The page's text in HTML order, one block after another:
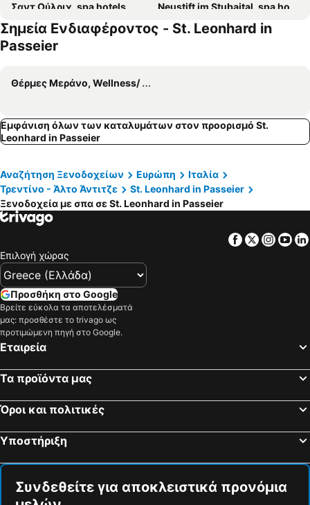
Σαντ Ούλριχ, spa hotels
Neustift im Stubaital, spa hotels
Sterzing, spa hotels
Kastelruth, spa hotels
Leifers, spa hotels
Όμπεργκουργκλ-Χόχγκουργκλ, spa hotels
St. Martin in Passeier, spa hotels
Kaltern am See, spa hotels
Eppan an der Weinstraße, spa hotels
Hintertux, spa hotels
St. Christina, spa hotels
Kiens, spa hotels
Ritten - Klobenstein, spa hotels
Σαντ Λέοναρντ, spa hotels
Ιγκλς, spa hotels
Nova Ponente, spa hotels
Ούμχαουζεν-Νίντερταϊ, spa hotels
Lana, spa hotels
Terenten, spa hotels
Ronzone, spa hotels
Campo di Trens, spa hotels
Σημεία Ενδιαφέροντος - St. Leonhard in
Passeier
Θέρμες Μεράνο, Wellness/ Spa
Εμφάνιση όλων των καταλυμάτων στον προορισμό St.
Leonhard in Passeier
Αναζήτηση Ξενοδοχείων Ευρώπη
Ιταλία
Τρεντίνο - Άλτο Άντιτζε
St. Leonhard in Passeier
Ξενοδοχεία με σπα σε St. Leonhard in Passeier
Facebook
Twitter
Επιλογή χώρας
Προσθήκη στο Google
Βρείτε εύκολα τα αποτελέσματά
μας: προσθέστε το trivago ως
προτιμώμενη πηγή στο Google.
Εταιρεία
Τα προϊόντα μας
Όροι και πολιτικές
Υποστήριξη
Συνδεθείτε για αποκλειστικά προνόμια